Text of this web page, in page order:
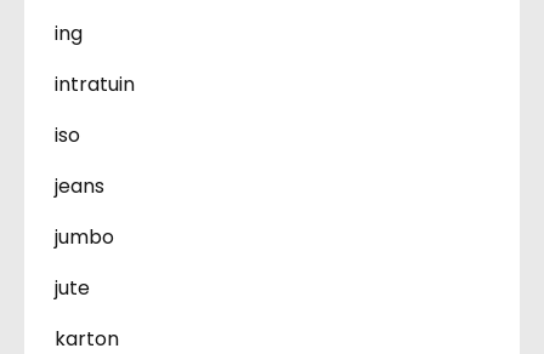
ing
intratuin
iso
jeans
jumbo
jute
karton